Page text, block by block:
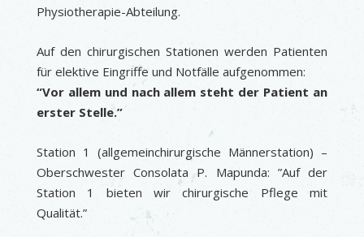
Physiotherapie-Abteilung.
Auf den chirurgischen Stationen werden Patienten
für elektive Eingriffe und Notfälle aufgenommen:
“Vor allem und nach allem steht der Patient an
erster Stelle.”
Station 1 (allgemeinchirurgische Männerstation) –
Oberschwester Consolata P. Mapunda: ”Auf der
Station 1 bieten wir chirurgische Pflege mit
Qualität.”